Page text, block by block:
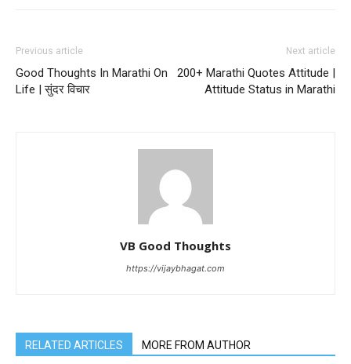
Previous article
Good Thoughts In Marathi On
Life | सुंदर विचार
Next article
200+ Marathi Quotes Attitude |
Attitude Status in Marathi
VB Good Thoughts
https://vijaybhagat.com
RELATED ARTICLES MORE FROM AUTHOR